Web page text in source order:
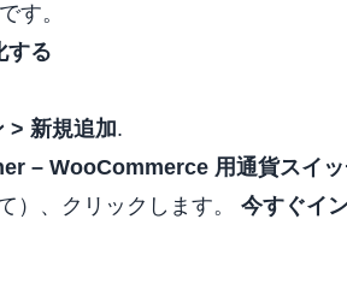
す。
する
> 新規追加.
– WooCommerce 用通貨スイッ
）、クリックします。 今すぐイ